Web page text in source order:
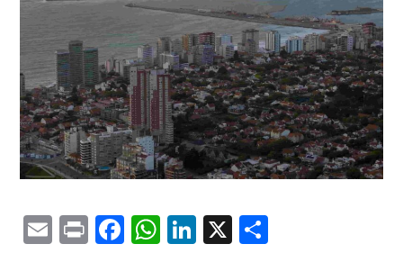
EmailPrintFacebook
WhatsApp
LinkedIn
X